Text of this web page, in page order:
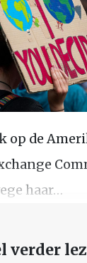
op de
haar…
verder